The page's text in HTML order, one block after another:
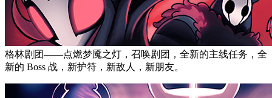
格林剧团——点燃梦魇之灯，召唤剧团，全新的主线任务，全
新的 Boss 战，新护符，新敌人，新朋友。